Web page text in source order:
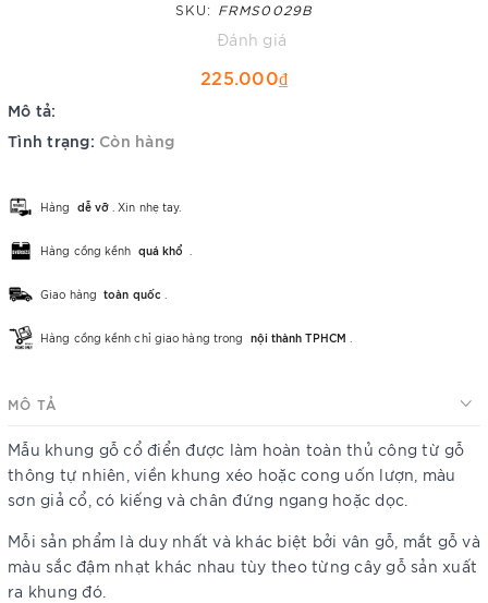
SKU: FRMS0029B
Đánh giá
225.000₫
Mô tả:
Tình trạng: Còn hàng
Hàng dễ vỡ . Xin nhẹ tay.
Hàng cồng kềnh quá khổ
Giao hàng toàn quốc
Hàng cồng kềnh chỉ giao hàng trong nội thành TPHCM
MÔ TẢ
Mẫu khung gỗ cổ điển được làm hoàn toàn thủ công từ gỗ
thông tự nhiên, viền khung xéo hoặc cong uốn lượn, màu
sơn giả cổ, có kiếng và chân đứng ngang hoặc dọc.
Mỗi sản phẩm là duy nhất và khác biệt bởi vân gỗ, mắt gỗ và
màu sắc đậm nhạt khác nhau tùy theo từng cây gỗ sản xuất
ra khung đó.